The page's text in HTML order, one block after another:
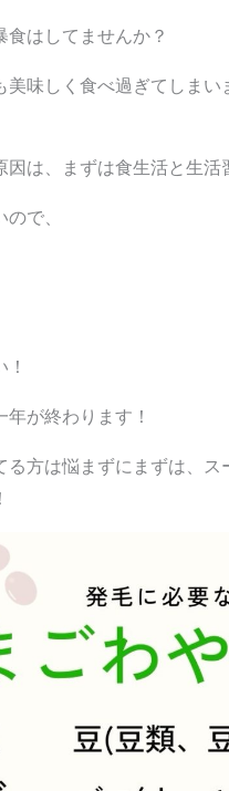
はしてませんか？
美味しく食べ過ぎてしま
は、まずは食生活と生活
で、
が終わります！
る方は悩まずにまずは、